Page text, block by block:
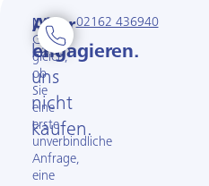
Man
kann
uns
nicht
kaufen.
Aber
engagieren.
Ganz
gleich,
ob
Sie
eine
erste
unverbindliche
Anfrage,
eine
02162 436940